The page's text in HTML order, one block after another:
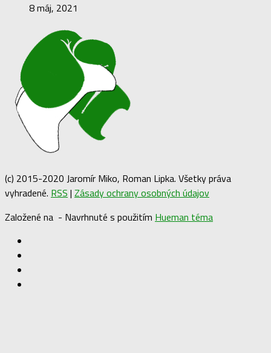
8 máj, 2021
(c) 2015-2020 Jaromír Miko, Roman Lipka. Všetky práva
vyhradené. RSS | Zásady ochrany osobných údajov
Založené na - Navrhnuté s použitím Hueman téma